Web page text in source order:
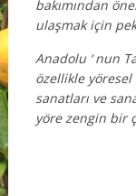
bakımından
ulaşmak için
Anadolu ‘ nun
özellikle
sanatları ve
yöre zengin bir